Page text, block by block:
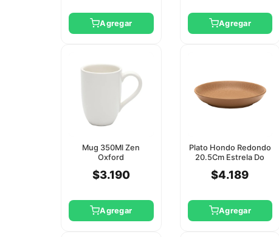
Agregar Agregar
Mug 350Ml Zen
Oxford
$3.190
Agregar
Plato Hondo Redondo
20.5Cm Estrela Do
$4.189
Agregar